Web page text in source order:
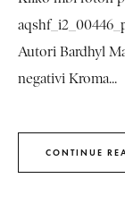
Autori Bardhyl
negativi Kroma...
CONTINUE